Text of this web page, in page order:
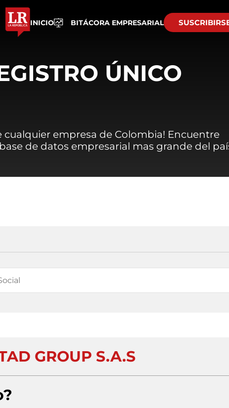
INICIO BITÁCORA EMPRESARIAL
ÚNICO
cualquier empresa de Colombia! Encuentre
de datos empresarial mas grande del
GROUP S.A.S